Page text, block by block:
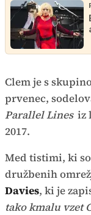
Clem je s
prvenec,
Parallel Lines iz
2017.
Med tistimi, ki
družbenih
Davies, ki je
tako kmalu vzet